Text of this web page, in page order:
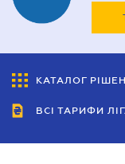
КАТАЛОГ
ВСІ ТАРИФИ